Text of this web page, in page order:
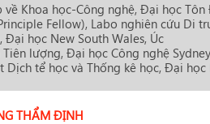
về Khoa học-Công nghệ, Đại học
Fellow), Labo nghiên cứu Di
Đại học New South Wales, Úc
Tiên lượng, Đại học Công nghệ
Dịch tể học và Thống kê học, Đại
THẨM ĐỊNH